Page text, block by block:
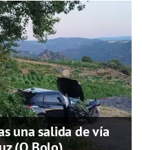
una salida de vía